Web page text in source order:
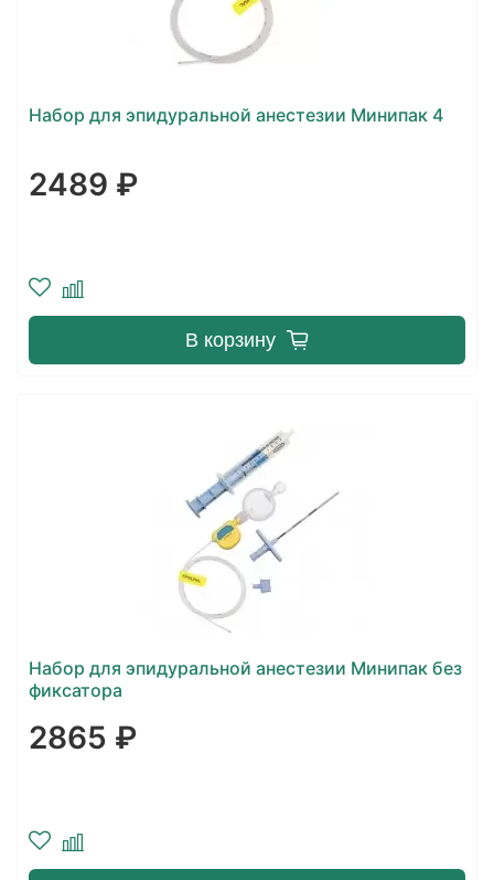
Набор для эпидуральной анестезии Минипак 4
2489 ₽
В корзину
Набор для эпидуральной анестезии Минипак без
фиксатора
2865 ₽